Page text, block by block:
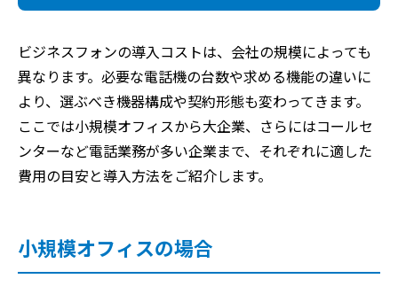
ビジネスフォンの導入コストは、会社の規模によっても
異なります。必要な電話機の台数や求める機能の違いに
より、選ぶべき機器構成や契約形態も変わってきます。
ここでは小規模オフィスから大企業、さらにはコールセ
ンターなど電話業務が多い企業まで、それぞれに適した
費用の目安と導入方法をご紹介します。
小規模オフィスの場合